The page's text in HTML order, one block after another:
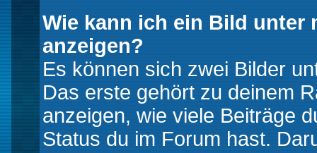
Wie kann ich ein Bild unter
anzeigen?
Es können sich zwei Bilder
Das erste gehört zu deinem
anzeigen, wie viele Beiträge
Status du im Forum hast.